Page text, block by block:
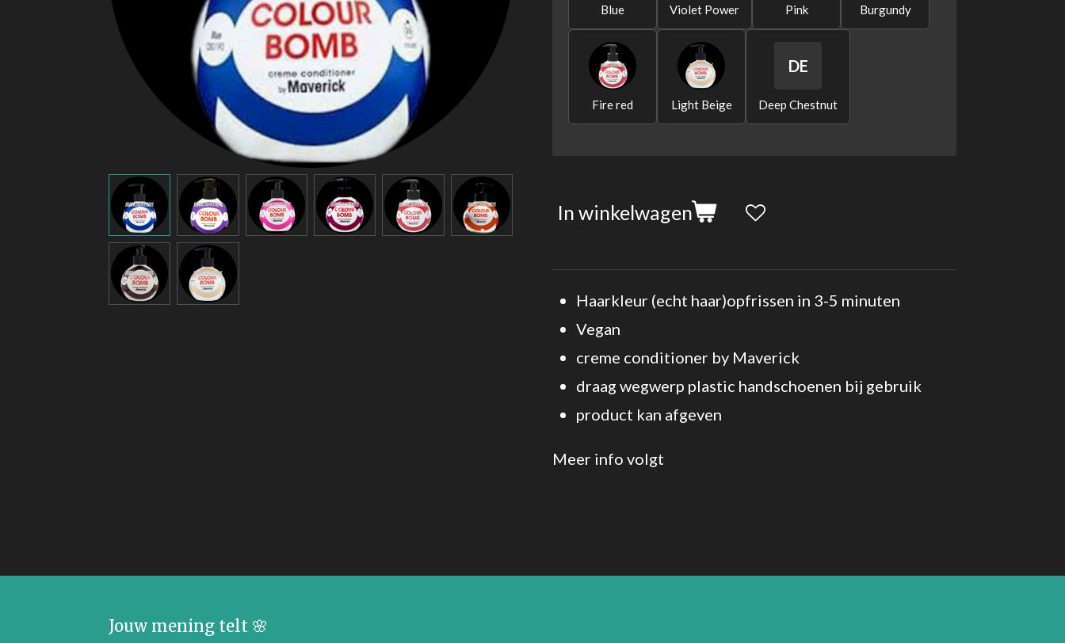
Blue Violet Power Pink Burgundy
Fire red Light Beige
DE
Deep Chestnut
In winkelwagen
Haarkleur (echt haar)opfrissen in 3-5 minuten
Vegan
creme conditioner by Maverick
draag wegwerp plastic handschoenen bij gebruik
product kan afgeven
Meer info volgt
Jouw mening telt 🌸